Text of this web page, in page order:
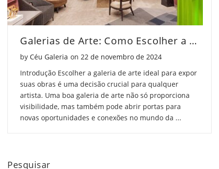
Galerias de Arte: Como Escolher a Ideal para sua Obra
by Céu Galeria on Posted on
22 de novembro de 2024
Introdução Escolher a galeria de arte ideal para expor
suas obras é uma decisão crucial para qualquer
artista. Uma boa galeria de arte não só proporciona
visibilidade, mas também pode abrir portas para
novas oportunidades e conexões no mundo da ...
Pesquisar